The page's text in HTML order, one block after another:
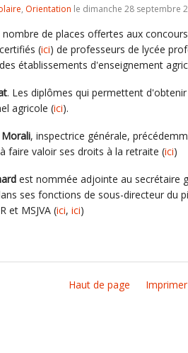
, Orientation le dimanche 28 septembre
nombre de places offertes aux
(ici) de professeurs de lycée
établissements d'enseignement
. Les diplômes qui permettent
agricole (ici).
Morali, inspectrice générale,
faire valoir ses droits à la retraite (ici)
est nommée adjointe au secrétaire
ses fonctions de sous-directeur du
et MSJVA (ici, ici)
Haut de page Imprimer